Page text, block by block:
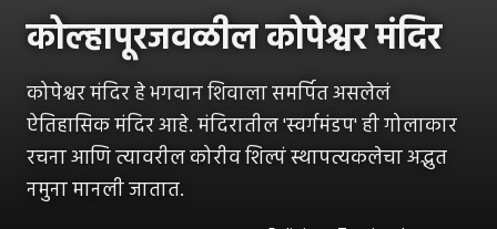
कोल्हापूरजवळील कोपेश्वर मंदिर
कोपेश्वर मंदिर हे भगवान शिवाला समर्पित असलेलं
ऐतिहासिक मंदिर आहे. मंदिरातील 'स्वर्गमंडप' ही गोलाकार
रचना आणि त्यावरील कोरीव शिल्पं स्थापत्यकलेचा अद्भुत
नमुना मानली जातात.